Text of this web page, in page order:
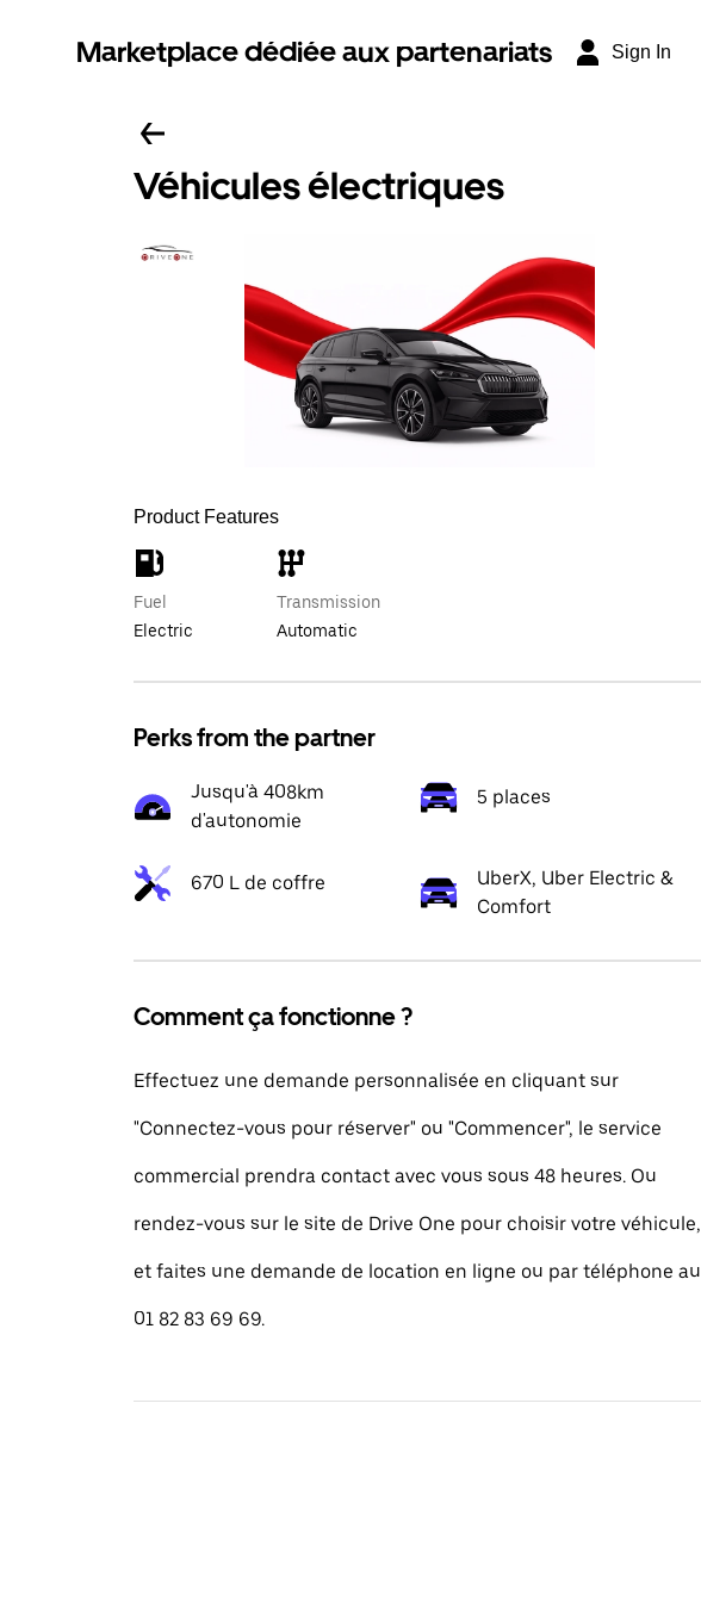
Marketplace dédiée aux partenariats Sign In
Véhicules électriques
Product Features
Fuel
Electric
Transmission
Automatic
Perks from the partner
Jusqu'à 408km
d'autonomie
5 places
670 L de coffre
UberX, Uber Electric &
Comfort
Comment ça fonctionne ?
Effectuez une demande personnalisée en cliquant sur
"Connectez-vous pour réserver" ou "Commencer", le service
commercial prendra contact avec vous sous 48 heures. Ou
rendez-vous sur le site de Drive One pour choisir votre véhicule,
et faites une demande de location en ligne ou par téléphone au
01 82 83 69 69.